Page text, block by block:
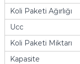
Koli Paketi Ağırlığı
Ucc
Koli Paketi Miktarı
Kapasite